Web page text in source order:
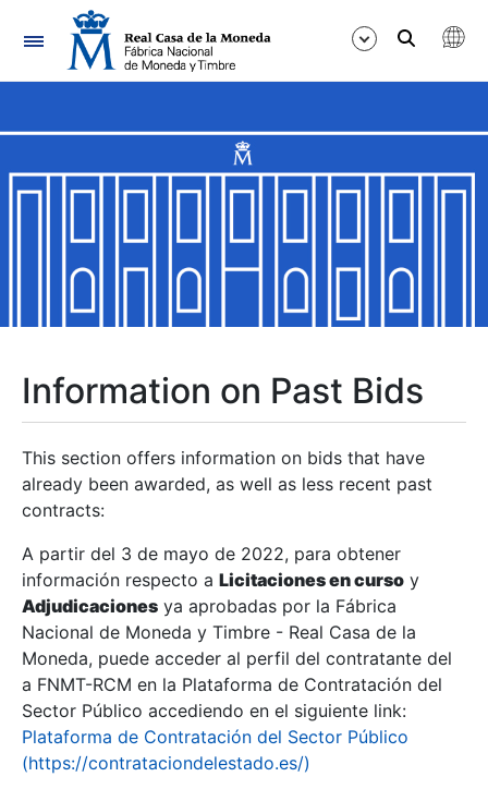
Navigation
Show/Hide
Show/Hide
Show/Hide
Show/Hide
Show/Hide
Information on Past Bids
This section offers information on bids that have
already been awarded, as well as less recent past
contracts:
A partir del 3 de mayo de 2022, para obtener
información respecto a Licitaciones en curso y
Adjudicaciones ya aprobadas por la Fábrica
Nacional de Moneda y Timbre - Real Casa de la
Moneda, puede acceder al perfil del contratante del
a FNMT-RCM en la Plataforma de Contratación del
Sector Público accediendo en el siguiente link:
Plataforma de Contratación del Sector Público
(https://contrataciondelestado.es/)